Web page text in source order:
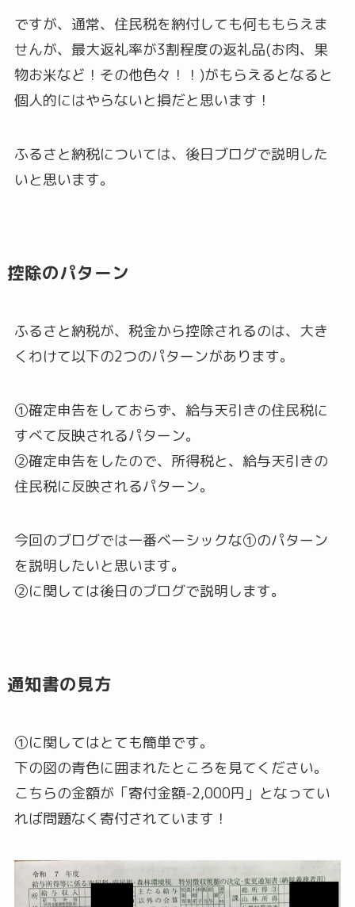
ですが、通常、住民税を納付しても何ももらえま
せんが、最大返礼率が3割程度の返礼品(お肉、果
物お米など！その他色々！！)がもらえるとなると
個人的にはやらないと損だと思います！
ふるさと納税については、後日ブログで説明した
いと思います。
控除のパターン
ふるさと納税が、税金から控除されるのは、大き
くわけて以下の2つのパターンがあります。
①確定申告をしておらず、給与天引きの住民税に
すべて反映されるパターン。
②確定申告をしたので、所得税と、給与天引きの
住民税に反映されるパターン。
今回のブログでは一番ベーシックな①のパターン
を説明したいと思います。
②に関しては後日のブログで説明します。
通知書の見方
①に関してはとても簡単です。
下の図の青色に囲まれたところを見てください。
こちらの金額が「寄付金額-2,000円」となってい
れば問題なく寄付されています！